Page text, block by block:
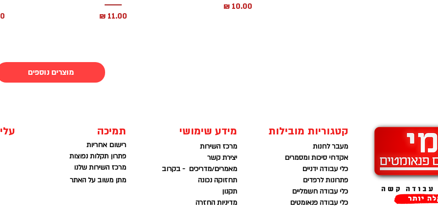
מחיר
מחיר
מוצרים נוספים
תמיכה
רישום אחריות
פתרון תקלות נפוצות
מרכז השירות שלנו
מתן משוב על האתר
מידע שימושי
מרכז השירות
יצירת קשר
מאמרים/מדריכים - בקרוב
תחזוקה נכונה
תקנון
מדיניות החזרה
קטגוריות מובילות
מעבר לחנות
אקדחי סיכות ומסמרים
כלי עבודה ידניים
פתרונות לרפדים
כלי עבודה חשמליים
כלי עבודה פנאומטים